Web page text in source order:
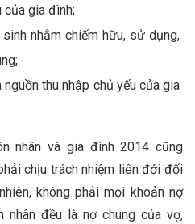
của gia đình;
nhằm chiếm hữu, sử dụng,
thu nhập chủ yếu của gia
nhân và gia đình 2014 cũng
chịu trách nhiệm liên đới đối
không phải mọi khoản nợ
nhân đều là nợ chung của vợ,